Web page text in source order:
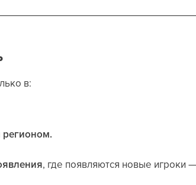
в:
регионом.
, где появляются новые игроки